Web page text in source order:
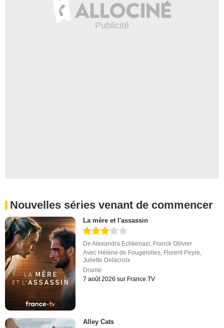
Nouvelles séries venant de commencer
La mère et l'assassin
DeAlexandra Echkenazi, Franck Ollivier
Avec Hélène de Fougerolles, Florent Peyre,
Juliette Delacroix
Drame
7 août 2026 sur France.TV
Alley Cats